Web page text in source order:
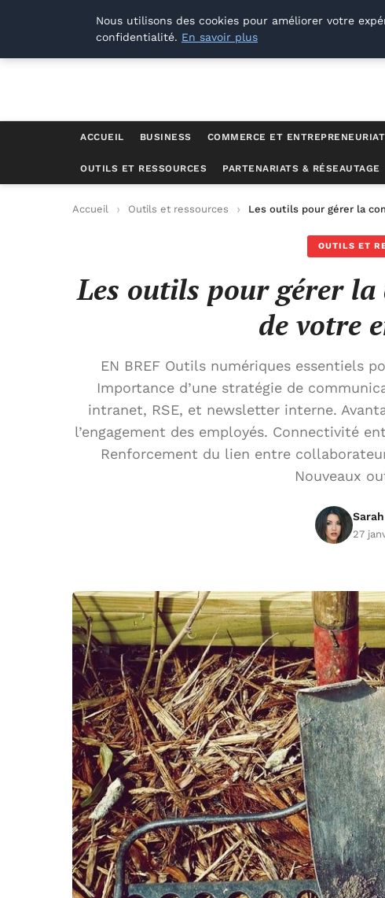
Lyon Photos
ACCUEIL BUSINESS COMMERCE ET ENTREPRENEURIAT
OUTILS ET RESSOURCES PARTENARIATS & RÉSEAUTAGE
Accueil Outils et ressources Les outils pour gérer la
OUTILS ET
Les outils pour gérer
de votre
EN BREF Outils numériques essentiels
Importance d’une stratégie de
intranet, RSE, et newsletter interne.
l’engagement des employés. Connectivité
Renforcement du lien entre
Nouveaux
27
Nous utilisons des cookies pour améliorer votre
confidentialité. En savoir plus